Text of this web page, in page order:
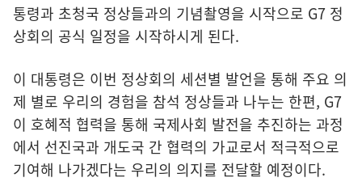
통령과 초청국 정상들과의 기념촬영을 시작으로 G7 정
상회의 공식 일정을 시작하시게 된다.
이 대통령은 이번 정상회의 세션별 발언을 통해 주요 의
제 별로 우리의 경험을 참석 정상들과 나누는 한편, G7
이 호혜적 협력을 통해 국제사회 발전을 추진하는 과정
에서 선진국과 개도국 간 협력의 가교로서 적극적으로
기여해 나가겠다는 우리의 의지를 전달할 예정이다.